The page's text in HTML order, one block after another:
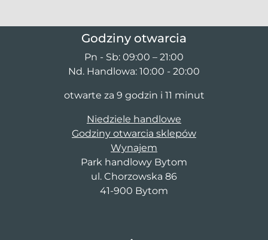
Godziny otwarcia
Pn - Sb: 09:00 – 21:00
Nd. Handlowa: 10:00 - 20:00
otwarte za 9 godzin i 11 minut
Niedziele handlowe
Godziny otwarcia sklepów
Wynajem
Park handlowy Bytom
ul. Chorzowska 86
41-900 Bytom